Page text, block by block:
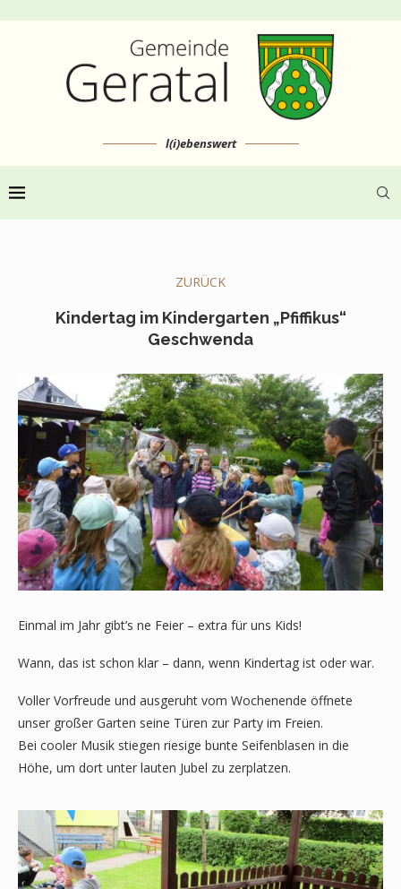
l(i)ebenswert
ZURÜCK
Kindertag im Kindergarten „Pfiffikus“
Geschwenda
Einmal im Jahr gibt’s ne Feier – extra für uns Kids!
Wann, das ist schon klar – dann, wenn Kindertag ist oder war.
Voller Vorfreude und ausgeruht vom Wochenende öffnete
unser großer Garten seine Türen zur Party im Freien.
Bei cooler Musik stiegen riesige bunte Seifenblasen in die
Höhe, um dort unter lauten Jubel zu zerplatzen.